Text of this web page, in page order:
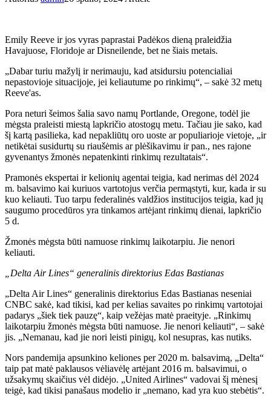
Emily Reeve ir jos vyras paprastai Padėkos dieną praleidžia
Havajuose, Floridoje ar Disneilende, bet ne šiais metais.
„Dabar turiu mažylį ir nerimauju, kad atsidursiu potencialiai
nepastovioje situacijoje, jei keliautume po rinkimų“, – sakė 32 metų
Reeve'as.
Pora neturi šeimos šalia savo namų Portlande, Oregone, todėl jie
mėgsta praleisti miestą lapkričio atostogų metu. Tačiau jie sako, kad
šį kartą pasilieka, kad nepakliūtų oro uoste ar populiarioje vietoje, „ir
netikėtai susidurtų su riaušėmis ar plėšikavimu ir pan., nes rajone
gyvenantys žmonės nepatenkinti rinkimų rezultatais“.
Pramonės ekspertai ir kelionių agentai teigia, kad nerimas dėl 2024
m. balsavimo kai kuriuos vartotojus verčia permąstyti, kur, kada ir su
kuo keliauti. Tuo tarpu federalinės valdžios institucijos teigia, kad jų
saugumo procedūros yra tinkamos artėjant rinkimų dienai, lapkričio
5 d.
Žmonės mėgsta būti namuose rinkimų laikotarpiu. Jie nenori
keliauti.
„Delta Air Lines“ generalinis direktorius Edas Bastianas
„Delta Air Lines“ generalinis direktorius Edas Bastianas neseniai
CNBC sakė, kad tikisi, kad per kelias savaites po rinkimų vartotojai
padarys „šiek tiek pauzę“, kaip vežėjas matė praeityje. „Rinkimų
laikotarpiu žmonės mėgsta būti namuose. Jie nenori keliauti“, – sakė
jis. „Nemanau, kad jie nori leisti pinigų, kol nesupras, kas nutiks.
Nors pandemija apsunkino keliones per 2020 m. balsavimą, „Delta“
taip pat matė paklausos vėliavėlę artėjant 2016 m. balsavimui, o
užsakymų skaičius vėl didėjo. „United Airlines“ vadovai šį mėnesį
teigė, kad tikisi panašaus modelio ir „nemano, kad yra kuo stebėtis“.